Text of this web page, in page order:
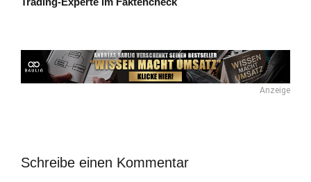
Anzeige
Schreibe einen Kommentar